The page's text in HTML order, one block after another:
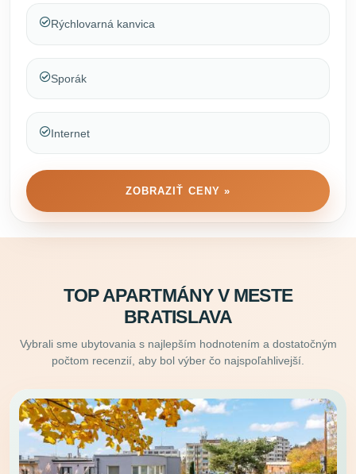
Rýchlovarná kanvica
Sporák
Internet
ZOBRAZIŤ CENY »
TOP APARTMÁNY V MESTE
BRATISLAVA
Vybrali sme ubytovania s najlepším hodnotením a dostatočným
počtom recenzií, aby bol výber čo najspoľahlivejší.